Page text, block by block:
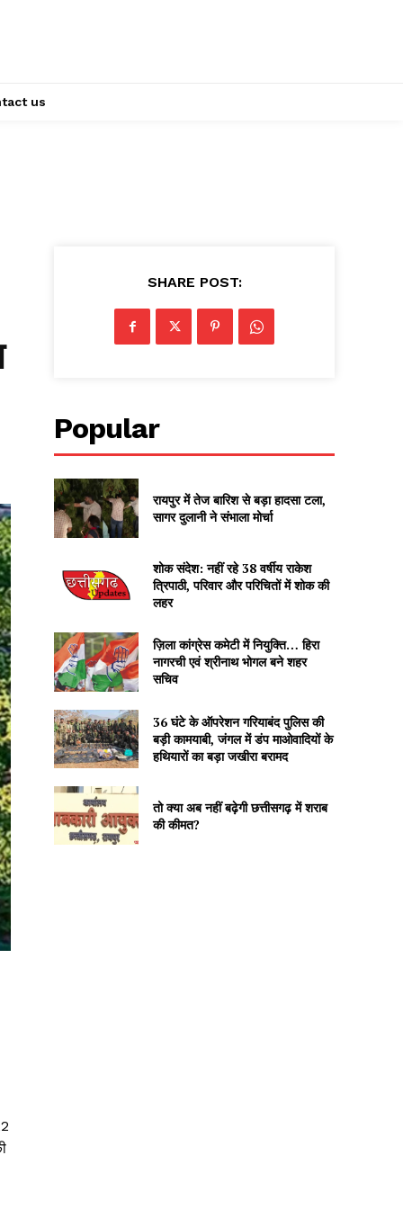
us
SHARE POST:
Popular
रायपुर में तेज बारिश से बड़ा हादसा टला,
सागर दुलानी ने संभाला मोर्चा
शोक संदेश: नहीं रहे 38 वर्षीय राकेश
त्रिपाठी, परिवार और परिचितों में शोक की
लहर
ज़िला कांग्रेस कमेटी में नियुक्ति… हिरा
नागरची एवं श्रीनाथ भोगल बने शहर
सचिव
36 घंटे के ऑपरेशन गरियाबंद पुलिस की
बड़ी कामयाबी, जंगल में डंप माओवादियों के
हथियारों का बड़ा जखीरा बरामद
तो क्या अब नहीं बढ़ेगी छत्तीसगढ़ में शराब
की कीमत?